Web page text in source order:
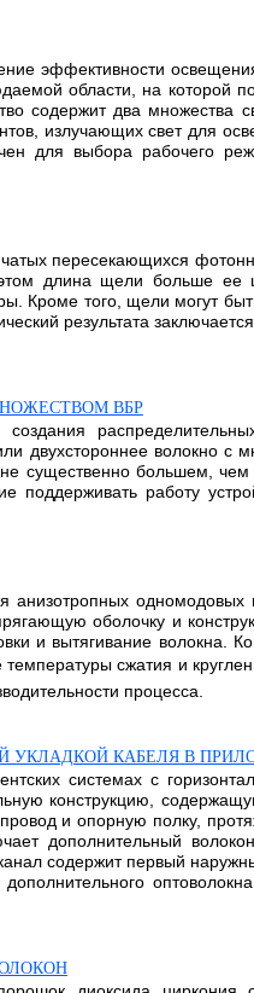
эффективности
области, на которой
содержит два
излучающих свет для
для выбора рабочего
пересекающихся
длина щели больше
Кроме того, щели могут
результата
ВБР
волокно с
существенно большем,
работу
анизотропных
оболочку и
и вытягивание волокна.
сжатия и
процесса.
УКЛАДКОЙ КАБЕЛЯ В
системах с
конструкцию,
и опорную полку,
дополнительный
содержит первый